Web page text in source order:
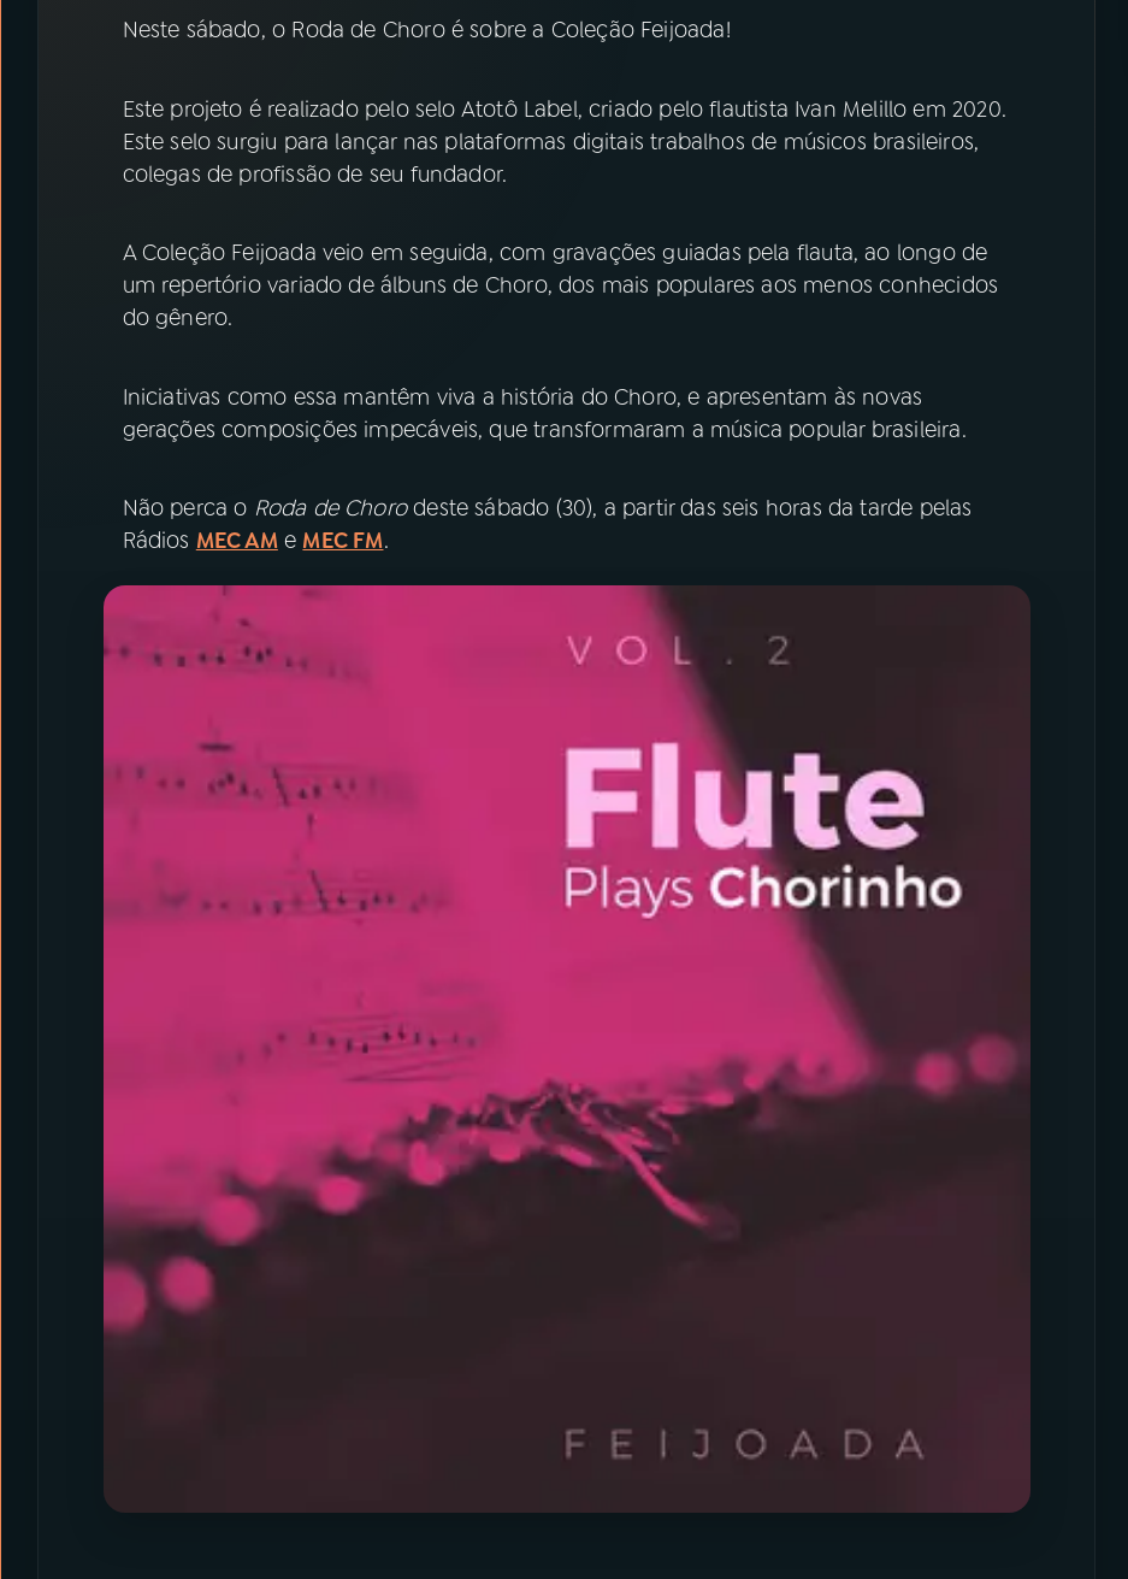
ACOMPANHE A RÁDIO MEC
Instagram X
Neste sábado, o Roda de Choro é sobre a Coleção Feijoada!
Este projeto é realizado pelo selo Atotô Label, criado pelo flautista Ivan Melillo em 2020.
Este selo surgiu para lançar nas plataformas digitais trabalhos de músicos brasileiros,
colegas de profissão de seu fundador.
A Coleção Feijoada veio em seguida, com gravações guiadas pela flauta, ao longo de
um repertório variado de álbuns de Choro, dos mais populares aos menos conhecidos
do gênero.
Iniciativas como essa mantêm viva a história do Choro, e apresentam às novas
gerações composições impecáveis, que transformaram a música popular brasileira.
Não perca o Roda de Chorodeste sábado (30), a partir das seis horas da tarde pelas
Rádios MEC AMe MEC FM.